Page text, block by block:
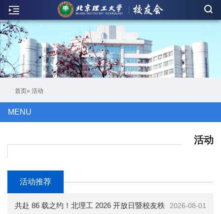
闻
联
络
动
首页» 活动
MENU
活动
活动推荐
2026-08-01
共赴 86 载之约！北理工 2026 开放日暨校友秩